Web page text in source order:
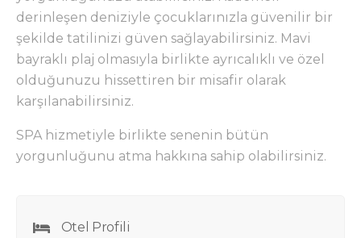
derinleşen deniziyle çocuklarınızla güvenilir bir
şekilde tatilinizi güven sağlayabilirsiniz. Mavi
bayraklı plaj olmasıyla birlikte ayrıcalıklı ve özel
olduğunuzu hissettiren bir misafir olarak
karşılanabilirsiniz.
SPA hizmetiyle birlikte senenin bütün
yorgunluğunu atma hakkına sahip olabilirsiniz.
Otel Profili